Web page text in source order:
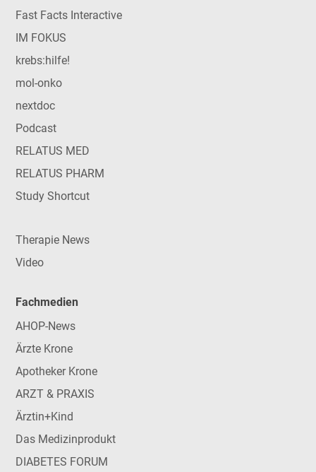
Fast Facts Interactive
IM FOKUS
krebs:hilfe!
mol-onko
nextdoc
Podcast
RELATUS MED
RELATUS PHARM
Study Shortcut
Therapie News
Video
Fachmedien
AHOP-News
Ärzte Krone
Apotheker Krone
ARZT & PRAXIS
Ärztin+Kind
Das Medizinprodukt
DIABETES FORUM